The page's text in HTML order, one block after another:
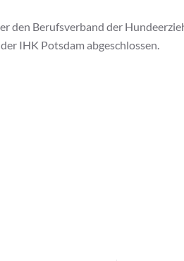
den Berufsverband der
IHK Potsdam abgeschlossen.